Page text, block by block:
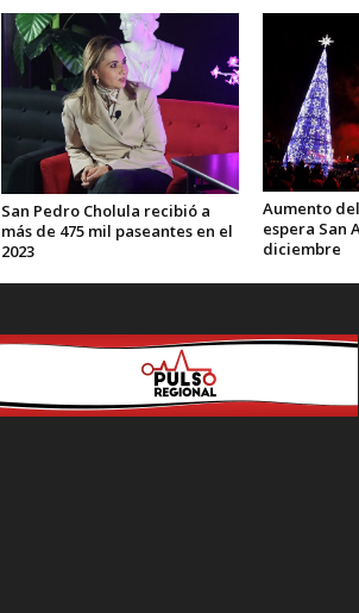
San Pedro Cholula recibió a
más de 475 mil paseantes en el
2023
Aumento
espera San
diciembre